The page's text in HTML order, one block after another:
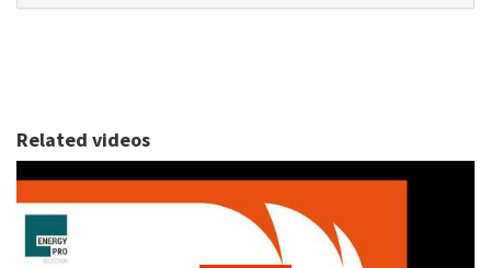
Related videos